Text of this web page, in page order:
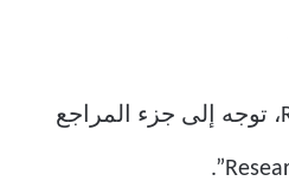
للوصول إلى Researcher، توجه إلى جزء المراجع